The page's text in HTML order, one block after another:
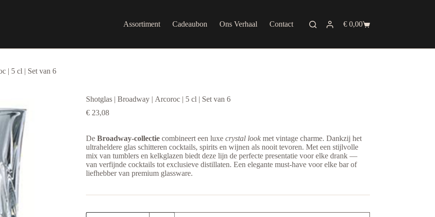
Assortiment Cadeaubon Ons Verhaal Contact
Shopping
€0,00
| 5 cl | Set van 6
Shotglas | Broadway | Arcoroc | 5 cl | Set van 6
€23,08
De Broadway-collectiecombineert een luxe crystal lookmet vintage charme. Dankzij het
ultraheldere glas schitteren cocktails, spirits en wijnen als nooit tevoren. Met een stijlvolle
mix van tumblers en kelkglazen biedt deze lijn de perfecte presentatie voor elke drank —
van verfijnde cocktails tot exclusieve distillaten. Een elegante must-have voor elke bar of
liefhebber van premium glassware.